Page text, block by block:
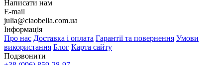
Написати нам
E-mail
julia@ciaobella.com.ua
Інформація
Про нас Доставка і оплата Гарантії та повернення Умови
використання Блог Карта сайту
Подзвонити